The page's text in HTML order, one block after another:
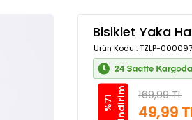
Bisiklet Yaka
Ürün Kodu : TZLP-
%
7
1
İ
n
d
i
r
i m 169,99 TL
49,99